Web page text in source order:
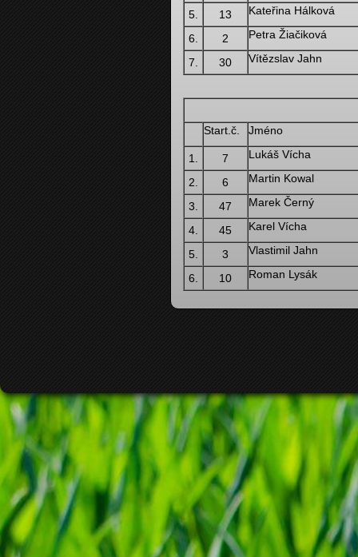
5. 13 Kateřina Hálková
6. 2 Petra Žiačiková
7. 30 Vítězslav Jahn
Start.č. Jméno
1. 7 Lukáš Vícha
2. 6 Martin Kowal
3. 47 Marek Černý
4. 45 Karel Vícha
5. 3 Vlastimil Jahn
6. 10 Roman Lysák